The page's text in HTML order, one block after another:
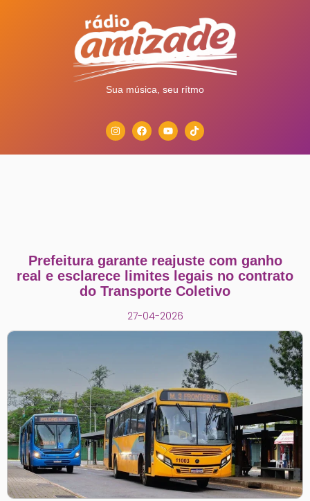
Sua música, seu rítmo
Prefeitura garante reajuste com ganho
real e esclarece limites legais no contrato
do Transporte Coletivo
27-04-2026